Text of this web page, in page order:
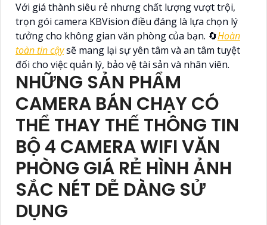
Với giá thành siêu rẻ nhưng chất lượng vượt trội,
trọn gói camera KBVision điều đáng là lựa chọn lý
tưởng cho không gian văn phòng của bạn. 🔄Hoàn
toàn tin cậysẽ mang lại sự yên tâm và an tâm tuyệt
đối cho việc quản lý, bảo vệ tài sản và nhân viên.
NHỮNG SẢN PHẨM
CAMERA BÁN CHẠY CÓ
THỂ THAY THẾ THÔNG TIN
BỘ 4 CAMERA WIFI VĂN
PHÒNG GIÁ RẺ HÌNH ẢNH
SẮC NÉT DỄ DÀNG SỬ
DỤNG